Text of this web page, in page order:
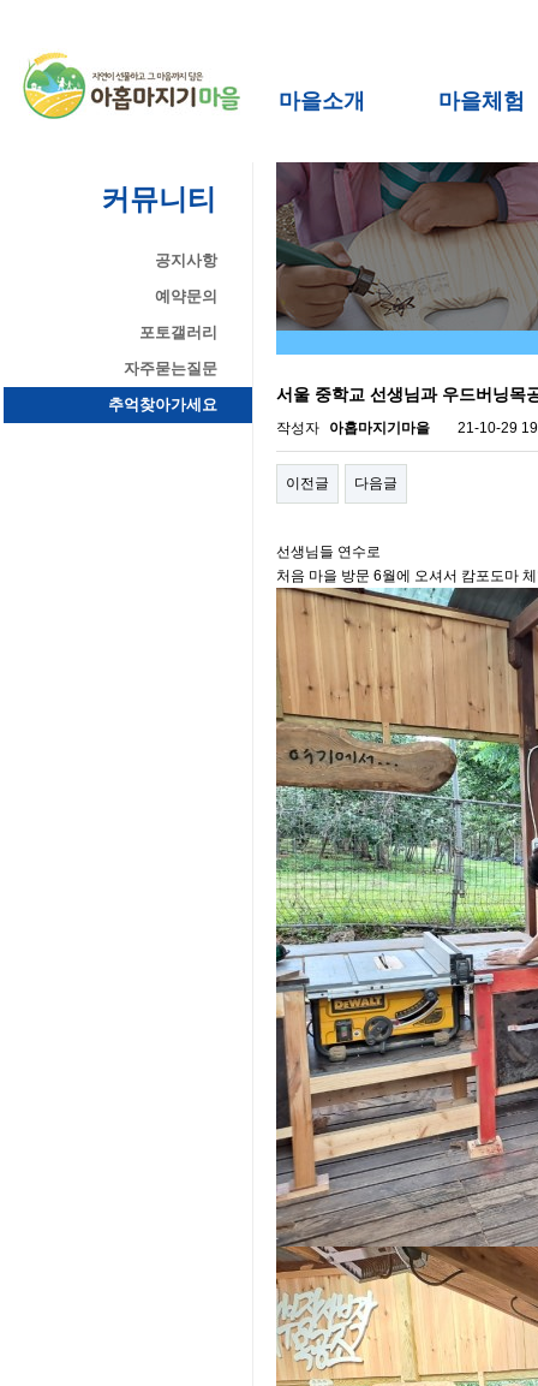
마을소개 마을체험
커뮤니티
공지사항
예약문의
포토갤러리
자주묻는질문
추억찾아가세요
서울 중학교 선생님과 우드버닝목
작성자 아홉마지기마을 21-10-29
이전글 다음글
선생님들 연수로
처음 마을 방문 6월에 오셔서 캄포도마